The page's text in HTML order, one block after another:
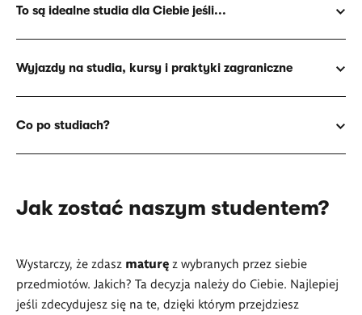
To są idealne studia dla Ciebie jeśli...
Wyjazdy na studia, kursy i praktyki zagraniczne
Co po studiach?
Jak zostać naszym studentem?
Wystarczy, że zdasz maturę z wybranych przez siebie
przedmiotów. Jakich? Ta decyzja należy do Ciebie. Najlepiej
jeśli zdecydujesz się na te, dzięki którym przejdziesz